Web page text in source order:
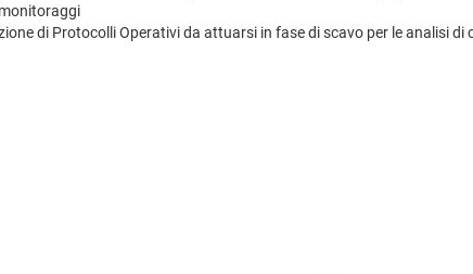
di Protocolli Operativi da attuarsi in fase di scavo per le analisi